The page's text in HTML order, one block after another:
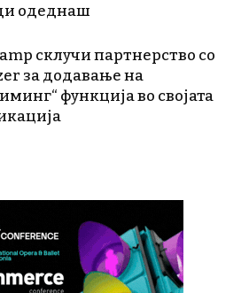
одеднаш
склучи партнерство со
за додавање на
функција во својата